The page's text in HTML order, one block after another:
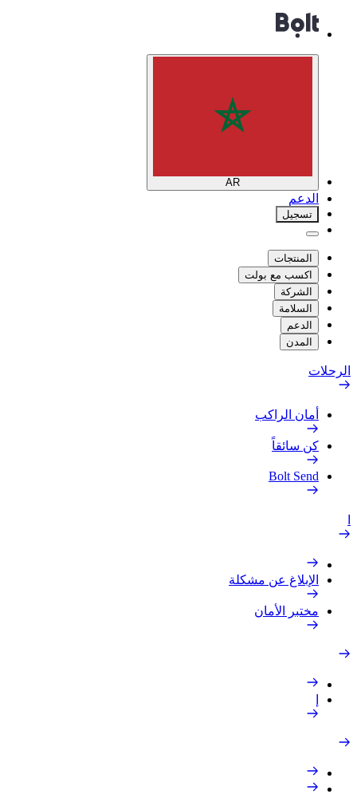
AR
الدعم
تسجيل
المنتجات
اكسب مع بولت
الشركة
السلامة
الدعم
المدن
الرحلات
أمان الراكب
كن سائقاً
Bolt Send
الإبلاغ عن مشكلة
مختبر الأمان